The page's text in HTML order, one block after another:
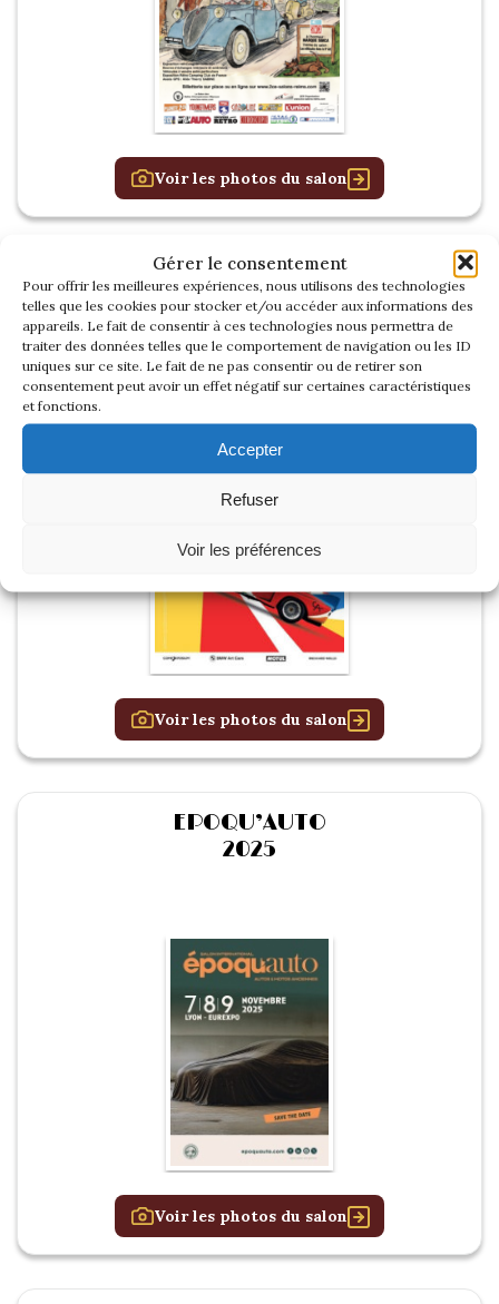
Gérer le consentement
Pour offrir les meilleures expériences, nous utilisons des technologies
telles que les cookies pour stocker et/ou accéder aux informations des
appareils. Le fait de consentir à ces technologies nous permettra de
traiter des données telles que le comportement de navigation ou les ID
uniques sur ce site. Le fait de ne pas consentir ou de retirer son
consentement peut avoir un effet négatif sur certaines caractéristiques
et fonctions.
Accepter
Refuser
Voir les préférences
Voir les photos du salon
RETROMOBILE
2026
Voir les photos du salon
EPOQU’AUTO
2025
Voir les photos du salon